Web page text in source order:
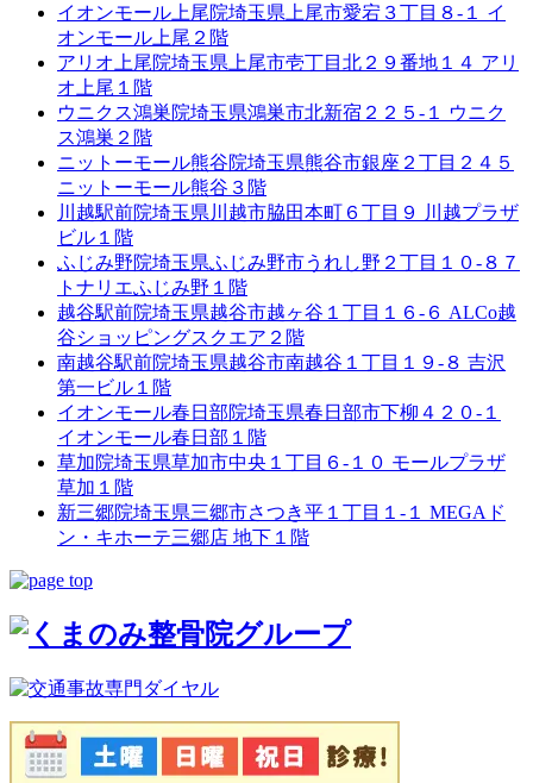
イオンモール上尾院埼玉県上尾市愛宕３丁目８-１ イ
オンモール上尾２階
アリオ上尾院埼玉県上尾市壱丁目北２９番地１４ アリ
オ上尾１階
ウニクス鴻巣院埼玉県鴻巣市北新宿２２５-１ ウニク
ス鴻巣２階
ニットーモール熊谷院埼玉県熊谷市銀座２丁目２４５
ニットーモール熊谷３階
川越駅前院埼玉県川越市脇田本町６丁目９ 川越プラザ
ビル１階
ふじみ野院埼玉県ふじみ野市うれし野２丁目１０-８７
トナリエふじみ野１階
越谷駅前院埼玉県越谷市越ヶ谷１丁目１６-６ ALCo越
谷ショッピングスクエア２階
南越谷駅前院埼玉県越谷市南越谷１丁目１９-８ 吉沢
第一ビル１階
イオンモール春日部院埼玉県春日部市下柳４２０-１
イオンモール春日部１階
草加院埼玉県草加市中央１丁目６-１０ モールプラザ
草加１階
新三郷院埼玉県三郷市さつき平１丁目１-１ MEGAド
ン・キホーテ三郷店 地下１階